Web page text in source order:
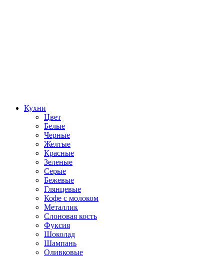
Кухни
Цвет
Белые
Черные
Желтые
Красные
Зеленые
Серые
Бежевые
Глянцевые
Кофе с молоком
Металлик
Слоновая кость
Фуксия
Шоколад
Шампань
Оливковые